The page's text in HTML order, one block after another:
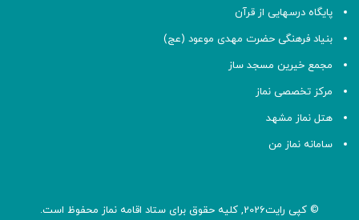
پایگاه درسهایی از قرآن
بنیاد فرهنگی حضرت مهدی موعود (عج)
مجمع خیرین مسجد ساز
مرکز تخصصی نماز
هتل نماز مشهد
سامانه نماز من
© کپی رایت2026, کلیه حقوق برای ستاد اقامه نماز محفوظ است.